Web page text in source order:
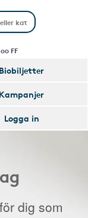
FF
Biobiljetter
Kampanjer
Logga in
dig som